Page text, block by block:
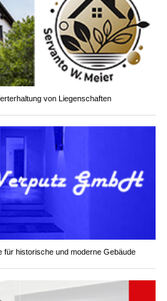
von Liegenschaften
für historische und moderne Gebäude